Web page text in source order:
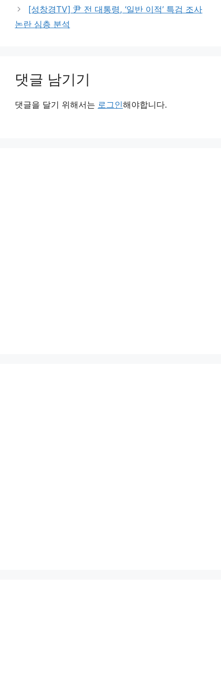
[성창경TV] 尹 전 대통령, ‘일반 이적’ 특검 조사
논란 심층 분석
댓글 남기기
댓글을 달기 위해서는 로그인해야합니다.